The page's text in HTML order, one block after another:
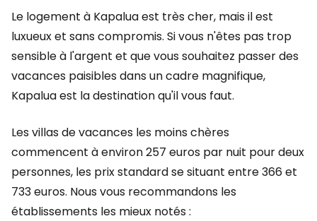
Le logement à Kapalua est très cher, mais il est
luxueux et sans compromis. Si vous n'êtes pas trop
sensible à l'argent et que vous souhaitez passer des
vacances paisibles dans un cadre magnifique,
Kapalua est la destination qu'il vous faut.
Les villas de vacances les moins chères
commencent à environ 257 euros par nuit pour deux
personnes, les prix standard se situant entre 366 et
733 euros. Nous vous recommandons les
établissements les mieux notés :